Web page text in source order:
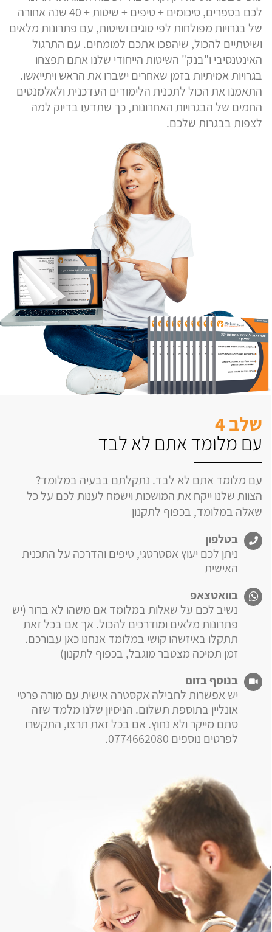
לכם בספרים, סיכומים + טיפים + שיטות + 40 שנה אחורה
של בגרויות מפולחות לפי סוגים ושיטות, עם פתרונות מלאים
ושיטתיים להכול, שיהפכו אתכם למומחים. עם התרגול
האינטנסיבי ו"בנק" השיטות הייחודי שלנו אתם תפצחו
בגרויות אמיתיות בזמן שאחרים ישברו את הראש ויתייאשו.
התאמנו את הכול לתכנית הלימודים העדכנית ולאלמנטים
החמים של הבגרויות האחרונות, כך שתדעו בדיוק למה
לצפות בבגרות שלכם.
שלב 4
עם מלומד אתם לא לבד
עם מלומד אתם לא לבד. נתקלתם בבעיה במלומד?
הצוות שלנו ייקח את המושכות וישמח לענות לכם על כל
שאלה במלומד, בכפוף לתקנון
בטלפון
ניתן לכם יעוץ אסטרטגי, טיפים והדרכה על התכנית
האישית
בוואטצאפ
נשיב לכם על שאלות במלומד אם משהו לא ברור (יש
פתרונות מלאים ומודרכים להכול. אך אם בכל זאת
תתקלו באיזשהו קושי במלומד אנחנו כאן עבורכם.
זמן תמיכה מצטבר מוגבל, בכפוף לתקנון)
בנוסף בזום
יש אפשרות לחבילה אקסטרה אישית עם מורה פרטי
אונליין בתוספת תשלום. הניסיון שלנו מלמד שזה
סתם מייקר ולא נחוץ. אם בכל זאת תרצו, התקשרו
לפרטים נוספים 0774662080.